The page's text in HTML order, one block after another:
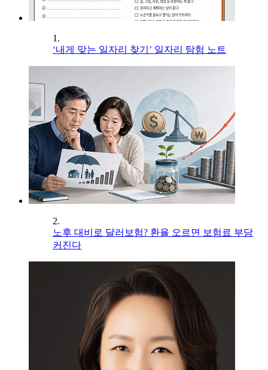
1.
‘내게 맞는 일자리 찾기’ 일자리 탐험 노트
2.
노후 대비로 달러보험? 환율 오르면 보험료 부담
커진다